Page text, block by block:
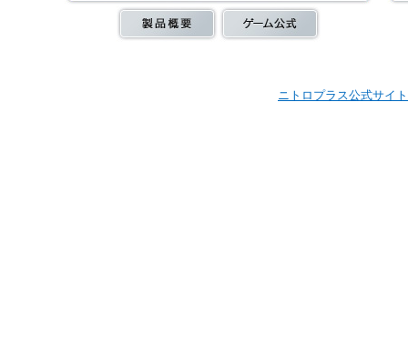
ニトロプラス公式サイ